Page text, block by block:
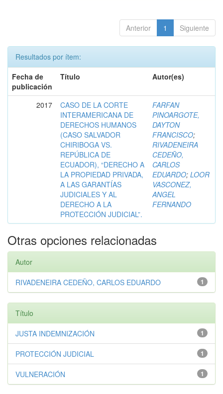
Anterior 1 Siguiente
Resultados por ítem:
Fecha de
publicación
Título Autor(es)
2017
CASO DE LA CORTE
INTERAMERICANA DE
DERECHOS HUMANOS
(CASO SALVADOR
CHIRIBOGA VS.
REPÚBLICA DE
ECUADOR), “DERECHO A
LA PROPIEDAD PRIVADA,
A LAS GARANTÍAS
JUDICIALES Y AL
DERECHO A LA
PROTECCIÓN JUDICIAL”.
FARFAN
PINOARGOTE,
DAYTON
FRANCISCO;
RIVADENEIRA
CEDEÑO,
CARLOS
EDUARDO; LOOR
VASCONEZ,
ANGEL
FERNANDO
Otras opciones relacionadas
Autor
1
RIVADENEIRA CEDEÑO, CARLOS EDUARDO
Título
1
JUSTA INDEMNIZACIÓN
1
PROTECCIÓN JUDICIAL
1
VULNERACIÓN